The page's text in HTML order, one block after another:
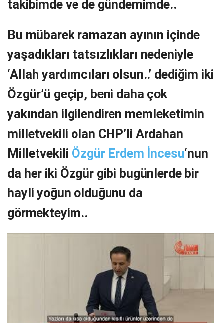
takibimde ve de gündemimde..
Bu mübarek ramazan ayının içinde
yaşadıkları tatsızlıkları nedeniyle
‘Allah yardımcıları olsun..’ dediğim iki
Özgür’ü geçip, beni daha çok
yakından ilgilendiren memleketimin
milletvekili olan CHP’li Ardahan
Milletvekili Özgür Erdem İncesu‘nun
da her iki Özgür gibi bugünlerde bir
hayli yoğun olduğunu da
görmekteyim..